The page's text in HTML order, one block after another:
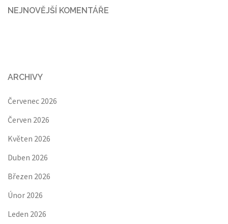
NEJNOVĚJŠÍ KOMENTÁŘE
ARCHIVY
Červenec 2026
Červen 2026
Květen 2026
Duben 2026
Březen 2026
Únor 2026
Leden 2026